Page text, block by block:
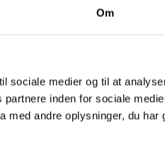
Om
sociale medier og til at
inden for sociale
med andre oplysninger, du har